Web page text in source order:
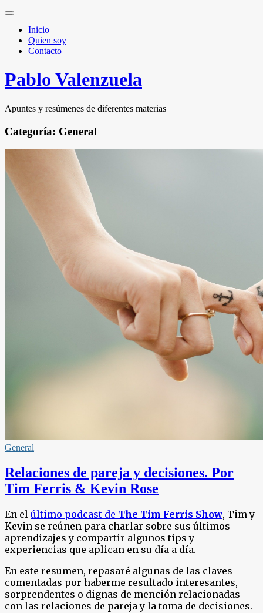
Inicio
Quien soy
Contacto
Pablo Valenzuela
Apuntes y resúmenes de diferentes materias
Categoría: General
General
Relaciones de pareja y decisiones. Por
Tim Ferris & Kevin Rose
En el último podcast de The Tim Ferris Show, Tim y
Kevin se reúnen para charlar sobre sus últimos
aprendizajes y compartir algunos tips y
experiencias que aplican en su día a día.
En este resumen, repasaré algunas de las claves
comentadas por haberme resultado interesantes,
sorprendentes o dignas de mención relacionadas
con las relaciones de pareja y la toma de decisiones.